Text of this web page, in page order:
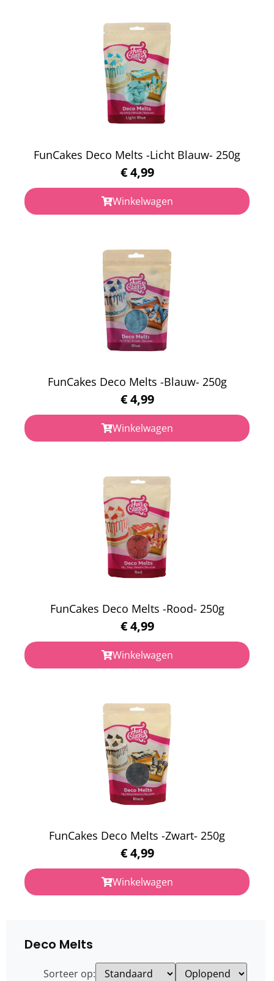
FunCakes Deco Melts -Licht Blauw- 250g
€4,99
Winkelwagen
FunCakes Deco Melts -Blauw- 250g
€4,99
Winkelwagen
FunCakes Deco Melts -Rood- 250g
€4,99
Winkelwagen
FunCakes Deco Melts -Zwart- 250g
€4,99
Winkelwagen
Deco Melts
Sorteer op: